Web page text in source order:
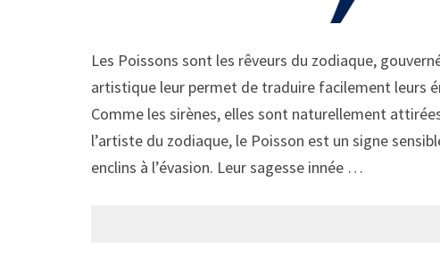
Les Poissons sont les rêveurs du zodiaque,
artistique leur permet de traduire facilement leurs
Comme les sirènes, elles sont naturellement
l’artiste du zodiaque, le Poisson est un signe
enclins à l’évasion. Leur sagesse innée …